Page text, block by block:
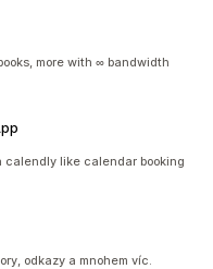
more with ∞ bandwidth
like calendar booking
odkazy a mnohem víc.